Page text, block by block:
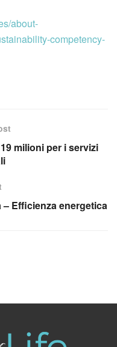
about-
competency-
milioni per i servizi
Efficienza energetica